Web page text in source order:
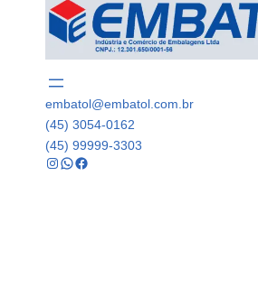
embatol@embatol.com.br
(45) 3054-0162
(45) 99999-3303
Instagram WhatsApp Facebook